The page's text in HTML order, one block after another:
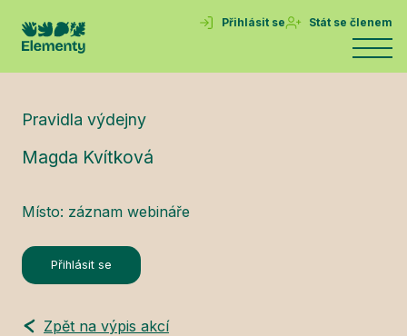
Přihlásit se Stát se členem
Pravidla výdejny
Magda Kvítková
Místo: záznam webináře
Přihlásit se
Zpět na výpis akcí